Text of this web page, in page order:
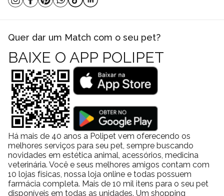
vai muito além da estética urbana.
A praticidade é um fator decisivo na rotina atual. Produtos que
exigem adaptação complexa tendem a ser deixados de lado. O
Cata Caca Biodegradável Ecológico Germanhart Colmeia evita
esse problema ao se integrar naturalmente ao dia a dia do tutor.
Ele não exige aprendizado, não ocupa espaço excessivo e não
cria etapas adicionais no passeio. Pelo contrário. Ele resolve
rapidamente uma necessidade básica, permitindo que o foco
continue sendo o bem-estar do pet.
Responsabilidade, praticidade e consciência ambiental
Escolher um produto biodegradável é uma decisão que reflete
valores. Cada pequeno gesto conta quando se fala em
sustentabilidade. Ao optar pelo Cata Caca Germanhart Colmeia,
o tutor demonstra atenção não apenas ao próprio pet, mas
também ao ambiente em que vive.
Quer dar um Match com o seu pet?
BAIXE O APP POLIPET
Há mais de 40 anos a Polipet vem oferecendo os
melhores serviços para seu pet, sempre buscando
novidades em estética animal, acessórios, medicina
veterinária. Você e seus melhores amigos contam com
10 lojas físicas, nossa loja online e todas possuem
farmácia completa. Mais de 10 mil itens para o seu pet
disponíveis em todas as unidades. Um shopping